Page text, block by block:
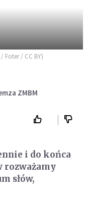
Foter / CC BY)
ZMBM
i do końca
rozważamy
słów,